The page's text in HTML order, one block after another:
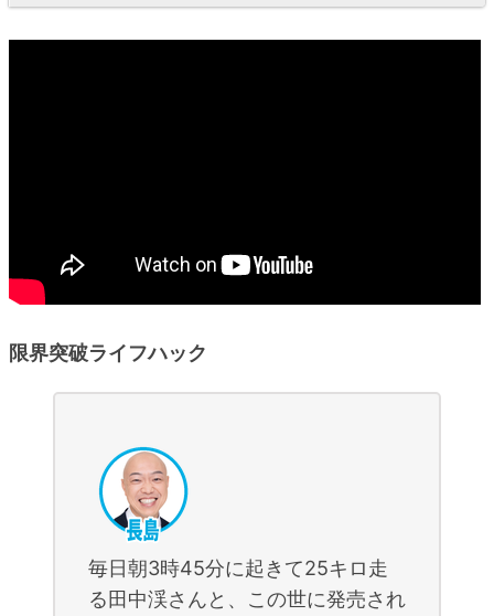
限界突破ライフハック
毎日朝3時45分に起きて25キロ走
る田中渓さんと、この世に発売され